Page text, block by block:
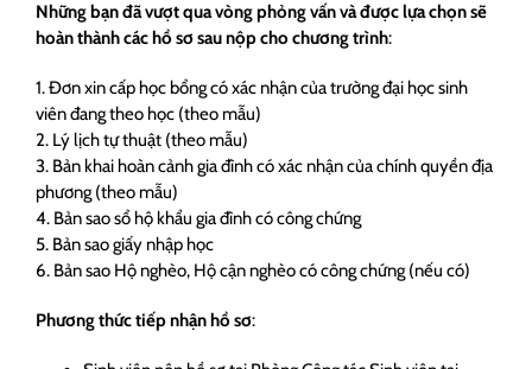
Những bạn đã vượt qua vòng phỏng vấn và được lựa chọn sẽ
hoàn thành các hồ sơ sau nộp cho chương trình:
1. Đơn xin cấp học bổng có xác nhận của trường đại học sinh
viên đang theo học (theo mẫu)
2. Lý lịch tự thuật (theo mẫu)
3. Bản khai hoàn cảnh gia đình có xác nhận của chính quyền địa
phương (theo mẫu)
4. Bản sao sổ hộ khẩu gia đình có công chứng
5. Bản sao giấy nhập học
6. Bản sao Hộ nghèo, Hộ cận nghèo có công chứng (nếu có)
Phương thức tiếp nhận hồ sơ: